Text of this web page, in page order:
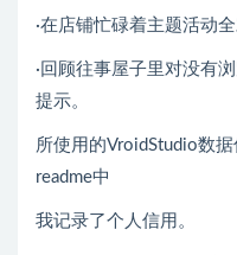
·在店铺忙碌着主题活动
·回顾往事屋子里对没有
提示。
所使用的VroidStudio数
readme中
我记录了个人信用。